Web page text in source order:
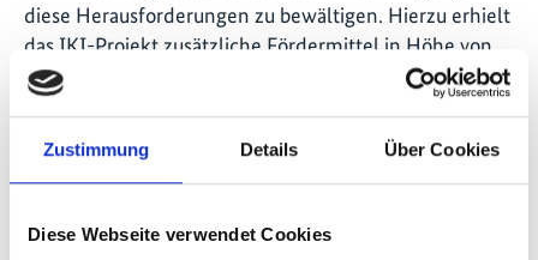
Zustimmung Details Über Cookies
Diese Webseite verwendet Cookies
diese Herausforderungen zu bewältigen. Hierzu erhielt
das IKI-Projekt zusätzliche Fördermittel in Höhe von
einer Million Euro. Auch im Van Long Nature Reserve
konnten die Auswirkungen der Pandemie damit
Präventivmaßnahmen entwickelt, um die Risiken und